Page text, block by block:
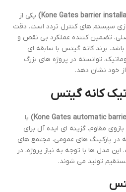
یکی از
سیستم های کنترل تردد است. دقت
تضمین کننده عملکرد بی نقص و
برند کانه گیتس با سابقه ای
توانسته در پروژه های بزرگ
خود نشان دهد.
کانه گیتس
با
مقاوم، گزینه ای ایده آل برای
در پارکینگ های عمومی، مجتمع های
مدل ها با توجه به نیاز پروژه، در
تولید می شوند.